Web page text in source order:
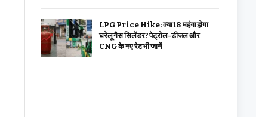
LPG Price Hike: क्या ₹18 महंगा होगा
घरेलू गैस सिलेंडर? पेट्रोल-डीजल और
CNG के नए रेट भी जानें